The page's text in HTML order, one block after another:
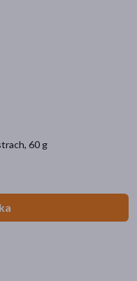
60 g